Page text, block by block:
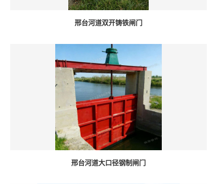
邢台河道双开铸铁闸门
邢台河道大口径钢制闸门